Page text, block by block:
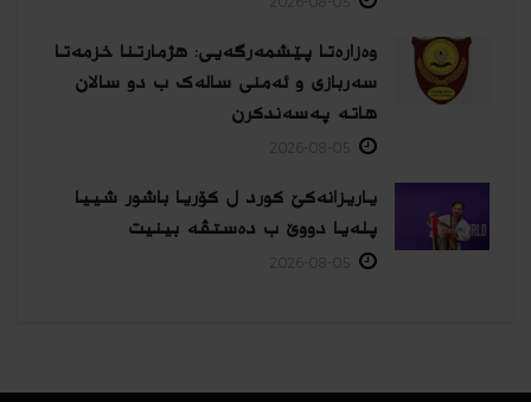
وەزارەتا پێشمەرگەیی: هژمارتنا خزمەتا
سەربازی و ئەمنی سالەک ب دو سالان
هاتە پەسەندكرن
یاریزانەكێ کورد ل کۆریا باشور شییا
پلەیا دووێ ب دەستڤە بینیت